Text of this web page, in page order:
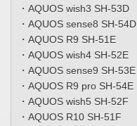
・AQUOS wish3 SH-53D
・AQUOS sense8 SH-54D
・AQUOS R9 SH-51E
・AQUOS wish4 SH-52E
・AQUOS sense9 SH-53E
・AQUOS R9 pro SH-54E
・AQUOS wish5 SH-52F
・AQUOS R10 SH-51F